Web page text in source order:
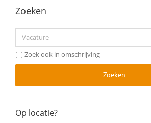
Zoeken
Zoek ook in omschrijving
Zoeken
Op locatie?